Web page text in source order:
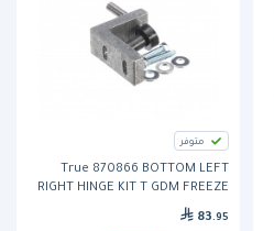
متوفر
True 870866 BOTTOM LEFT
RIGHT HINGE KIT T GDM FREEZE
83 .95